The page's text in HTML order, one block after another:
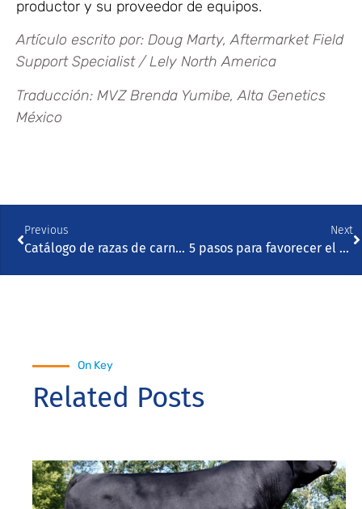
productor y su proveedor de equipos.
Artículo escrito por: Doug Marty, Aftermarket Field
Support Specialist / Lely North America
Traducción: MVZ Brenda Yumibe, Alta Genetics
México
Previous
Catálogo de razas de carne 2023 México
Next
5 pasos para favorecer el crecimiento y el rendimiento de las crías cruza carne x leche.
On Key
Related Posts